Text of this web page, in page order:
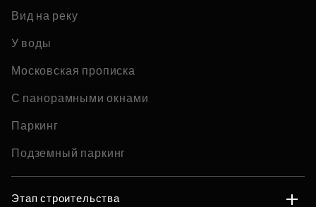
Вид на реку
У воды
Московская прописка
С панорамными окнами
Паркинг
Подземный паркинг
Этап строительства